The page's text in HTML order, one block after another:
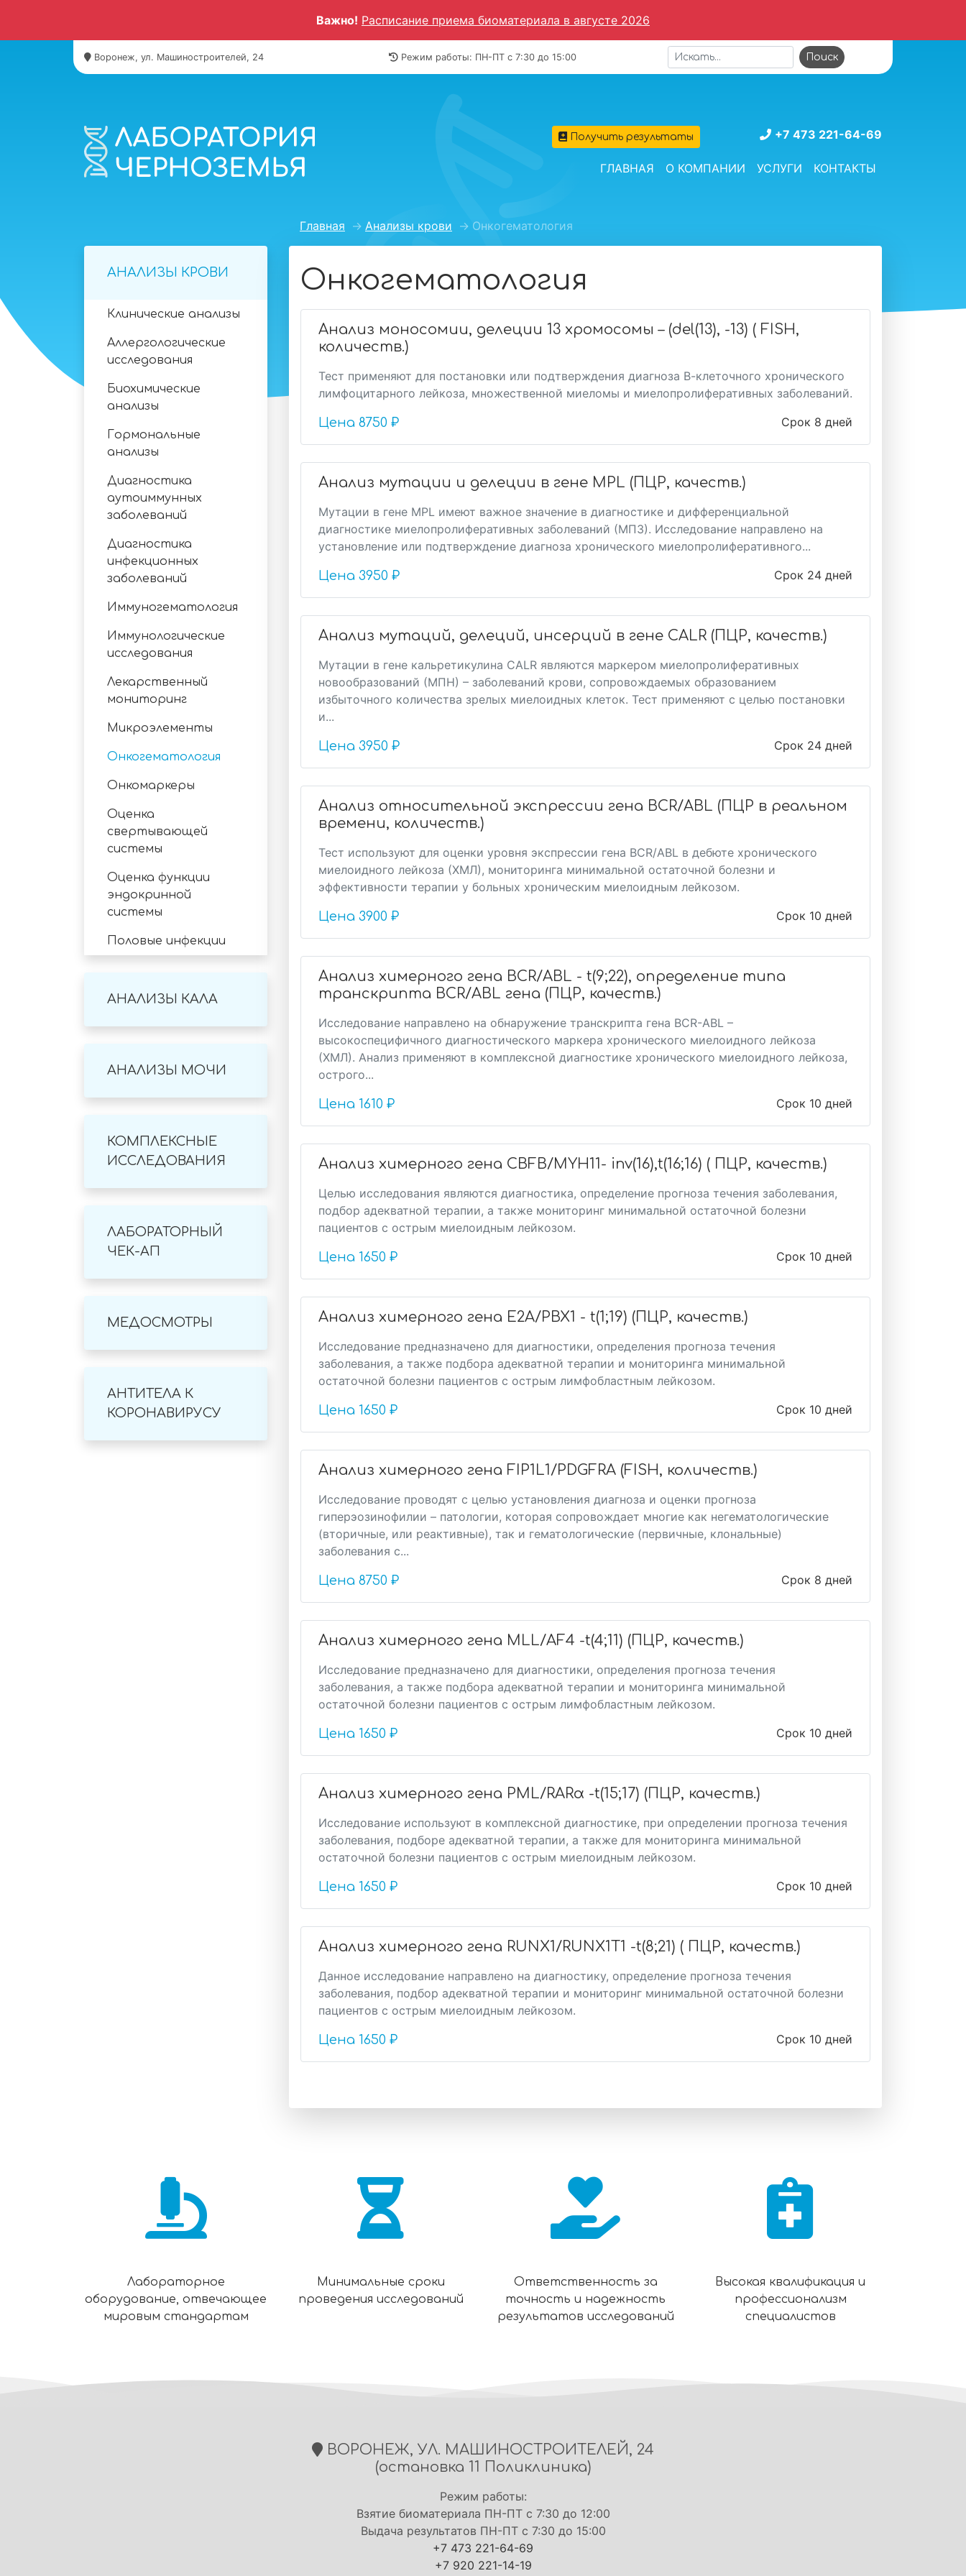
Важно! Расписание приема биоматериала в августе 2026
Воронеж, ул. Машиностроителей, 24 Режим работы: ПН-ПТ c 7:30 до 15:00
Получить результаты +7 473 221-64-69
ГЛАВНАЯ О КОМПАНИИ УСЛУГИ КОНТАКТЫ
АНАЛИЗЫ КРОВИ
Клинические анализы
Аллергологические
исследования
Биохимические
анализы
Гормональные
анализы
Диагностика
аутоиммунных
заболеваний
Диагностика
инфекционных
заболеваний
Иммуногематология
Иммунологические
исследования
Лекарственный
мониторинг
Микроэлементы
Онкогематология
Онкомаркеры
Оценка
свертывающей
системы
Оценка функции
эндокринной
системы
Половые инфекции
АНАЛИЗЫ КАЛА
АНАЛИЗЫ МОЧИ
КОМПЛЕКСНЫЕ
ИССЛЕДОВАНИЯ
ЛАБОРАТОРНЫЙ
ЧЕК-АП
МЕДОСМОТРЫ
АНТИТЕЛА К
КОРОНАВИРУСУ
Главная → Анализы крови → Онкогематология
Онкогематология
Анализ моносомии, делеции 13 хромосомы – (del(13), -13) ( FISH,
количеств.)
Тест применяют для постановки или подтверждения диагноза В-клеточного хронического
лимфоцитарного лейкоза, множественной миеломы и миелопролиферативных заболеваний.
Срок 8 дней
Цена 8750 ₽
Анализ мутации и делеции в гене MPL (ПЦР, качеств.)
Мутации в гене MPL имеют важное значение в диагностике и дифференциальной
диагностике миелопролиферативных заболеваний (МПЗ). Исследование направлено на
установление или подтверждение диагноза хронического миелопролиферативного...
Срок 24 дней
Цена 3950 ₽
Анализ мутаций, делеций, инсерций в гене CALR (ПЦР, качеств.)
Мутации в гене кальретикулина CALR являются маркером миелопролиферативных
новообразований (МПН) – заболеваний крови, сопровождаемых образованием
избыточного количества зрелых миелоидных клеток. Тест применяют с целью постановки
и...
Срок 24 дней
Цена 3950 ₽
Анализ относительной экспрессии гена BCR/ABL (ПЦР в реальном
времени, количеств.)
Тест используют для оценки уровня экспрессии гена BCR/ABL в дебюте хронического
миелоидного лейкоза (ХМЛ), мониторинга минимальной остаточной болезни и
эффективности терапии у больных хроническим миелоидным лейкозом.
Срок 10 дней
Цена 3900 ₽
Анализ химерного гена BCR/ABL - t(9;22), определение типа
транскрипта BCR/ABL гена (ПЦР, качеств.)
Исследование направлено на обнаружение транскрипта гена BCR-ABL –
высокоспецифичного диагностического маркера хронического миелоидного лейкоза
(ХМЛ). Анализ применяют в комплексной диагностике хронического миелоидного лейкоза,
острого...
Срок 10 дней
Цена 1610 ₽
Анализ химерного гена CBFB/MYH11- inv(16),t(16;16) ( ПЦР, качеств.)
Целью исследования являются диагностика, определение прогноза течения заболевания,
подбор адекватной терапии, а также мониторинг минимальной остаточной болезни
пациентов с острым миелоидным лейкозом.
Срок 10 дней
Цена 1650 ₽
Анализ химерного гена E2A/PBX1 - t(1;19) (ПЦР, качеств.)
Исследование предназначено для диагностики, определения прогноза течения
заболевания, а также подбора адекватной терапии и мониторинга минимальной
остаточной болезни пациентов с острым лимфобластным лейкозом.
Срок 10 дней
Цена 1650 ₽
Анализ химерного гена FIP1L1/PDGFRA (FISH, количеств.)
Исследование проводят с целью установления диагноза и оценки прогноза
гиперэозинофилии – патологии, которая сопровождает многие как негематологические
(вторичные, или реактивные), так и гематологические (первичные, клональные)
заболевания с...
Срок 8 дней
Цена 8750 ₽
Анализ химерного гена MLL/AF4 -t(4;11) (ПЦР, качеств.)
Исследование предназначено для диагностики, определения прогноза течения
заболевания, а также подбора адекватной терапии и мониторинга минимальной
остаточной болезни пациентов с острым лимфобластным лейкозом.
Срок 10 дней
Цена 1650 ₽
Анализ химерного гена PML/RARα -t(15;17) (ПЦР, качеств.)
Исследование используют в комплексной диагностике, при определении прогноза течения
заболевания, подборе адекватной терапии, а также для мониторинга минимальной
остаточной болезни пациентов с острым миелоидным лейкозом.
Срок 10 дней
Цена 1650 ₽
Анализ химерного гена RUNX1/RUNX1T1 -t(8;21) ( ПЦР, качеств.)
Данное исследование направлено на диагностику, определение прогноза течения
заболевания, подбор адекватной терапии и мониторинг минимальной остаточной болезни
пациентов с острым миелоидным лейкозом.
Срок 10 дней
Цена 1650 ₽
Лабораторное
оборудование, отвечающее
мировым стандартам
Минимальные сроки
проведения исследований
Ответственность за
точность и надежность
результатов исследований
Высокая квалификация и
профессионализм
специалистов
ВОРОНЕЖ, УЛ. МАШИНОСТРОИТЕЛЕЙ, 24
(остановка 11 Поликлиника)
Режим работы:
Взятие биоматериала ПН-ПТ с 7:30 до 12:00
Выдача результатов ПН-ПТ с 7:30 до 15:00
+7 473 221-64-69
+7 920 221-14-19